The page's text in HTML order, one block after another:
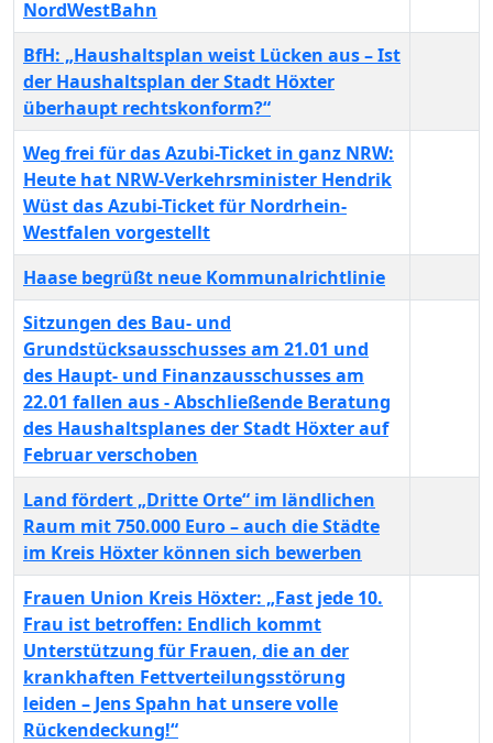
NordWestBahn
BfH: „Haushaltsplan weist Lücken aus – Ist
der Haushaltsplan der Stadt Höxter
überhaupt rechtskonform?“
Weg frei für das Azubi-Ticket in ganz NRW:
Heute hat NRW-Verkehrsminister Hendrik
Wüst das Azubi-Ticket für Nordrhein-
Westfalen vorgestellt
Haase begrüßt neue Kommunalrichtlinie
Sitzungen des Bau- und
Grundstücksausschusses am 21.01 und
des Haupt- und Finanzausschusses am
22.01 fallen aus - Abschließende Beratung
des Haushaltsplanes der Stadt Höxter auf
Februar verschoben
Land fördert „Dritte Orte“ im ländlichen
Raum mit 750.000 Euro – auch die Städte
im Kreis Höxter können sich bewerben
Frauen Union Kreis Höxter: „Fast jede 10.
Frau ist betroffen: Endlich kommt
Unterstützung für Frauen, die an der
krankhaften Fettverteilungsstörung
leiden – Jens Spahn hat unsere volle
Rückendeckung!“